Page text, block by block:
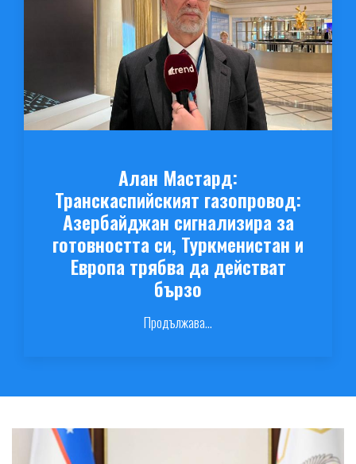
Алан Мастард:
Транскаспийският газопровод:
Азербайджан сигнализира за
готовността си, Туркменистан и
Европа трябва да действат
бързо
Продължава...